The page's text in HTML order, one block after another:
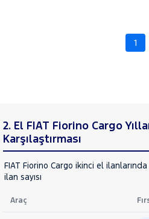
CROSS
FIORINO
Fiorino
Cargo
1.3
Multijet
Combi
Yakıt
Türü
Vites
Tipi
Araç
1
2. El FIAT Fiorino Cargo
Karşılaştırması
FIAT Fiorino Cargo ikinci el
ilan sayısı
Araç